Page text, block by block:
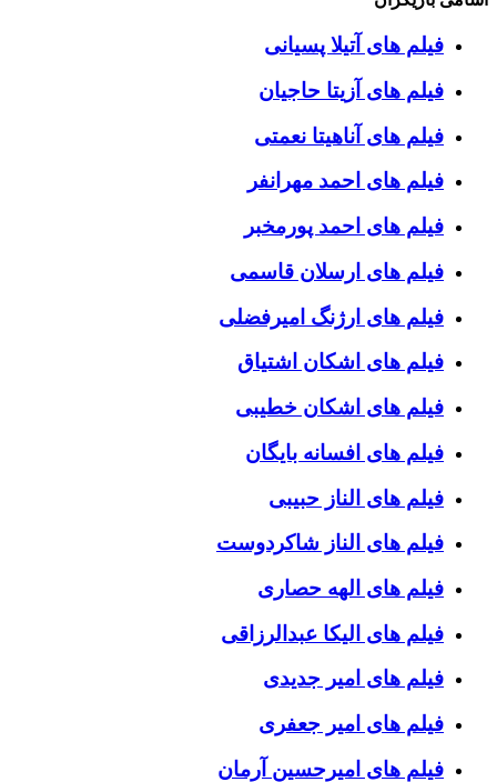
فیلم های آتیلا پسیانی
فیلم های آزیتا حاجیان
فیلم های آناهیتا نعمتی
فیلم های احمد مهرانفر
فیلم های احمد پورمخبر
فیلم های ارسلان قاسمی
فیلم های ارژنگ امیرفضلی
فیلم های اشکان اشتیاق
فیلم های اشکان خطیبی
فیلم های افسانه بایگان
فیلم های الناز حبیبی
فیلم های الناز شاکردوست
فیلم های الهه حصاری
فیلم های الیکا عبدالرزاقی
فیلم های امیر جدیدی
فیلم های امیر جعفری
فیلم های امیرحسین آرمان